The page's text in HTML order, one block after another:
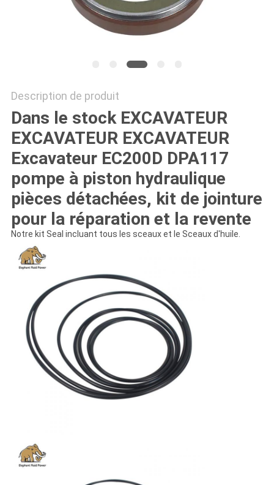
Description de produit
Dans le stock EXCAVATEUR
EXCAVATEUR EXCAVATEUR
Excavateur EC200D DPA117
pompe à piston hydraulique
pièces détachées, kit de jointure
pour la réparation et la revente
Notre kit Seal incluant tous les sceaux et le Sceaux d'huile.